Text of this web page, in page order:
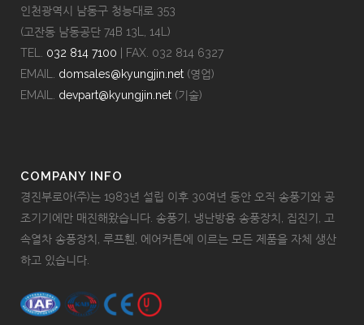
인천광역시 남동구 청능대로 353
(고잔동 남동공단 74B 13L, 14L)
TEL. 032 814 7100 | FAX. 032 814 6327
EMAIL. domsales@kyungjin.net (영업)
EMAIL. devpart@kyungjin.net (기술)
COMPANY INFO
경진부로아(주)는 1983년 설립 이후 30여년 동안 오직 송풍기와 공
조기기에만 매진해왔습니다. 송풍기, 냉난방용 송풍장치, 집진기, 고
속열차 송풍장치, 루프휀, 에어커튼에 이르는 모든 제품을 자체 생산
하고 있습니다.